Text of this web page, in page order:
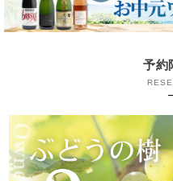
予約